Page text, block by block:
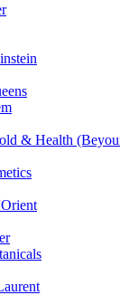
& Health